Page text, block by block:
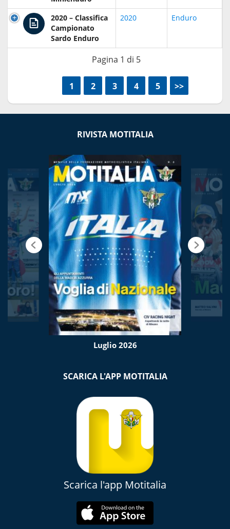
2020 – Classifica
Campionato
Sardo Enduro
2020 Enduro
Pagina 1 di 5
1 2 3 4 5 >>
RIVISTA MOTITALIA
Luglio 2026
SCARICA L'APP MOTITALIA
Scarica l'app Motitalia